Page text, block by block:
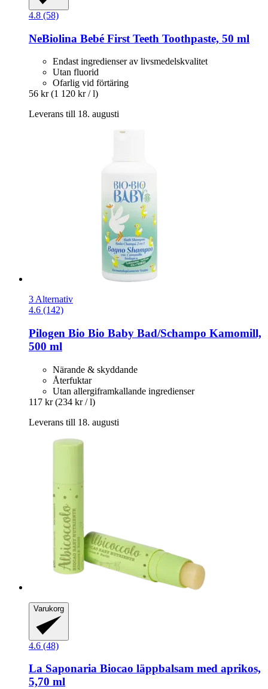
4.8 (58)
NeBiolina Bebé First Teeth Toothpaste, 50 ml
Endast ingredienser av livsmedelskvalitet
Utan fluorid
Ofarlig vid förtäring
56 kr (1 120 kr / l)
Leverans till 18. augusti
3 Alternativ
4.6 (142)
Pilogen Bio Bio Baby Bad/Schampo Kamomill,
500 ml
Närande & skyddande
Återfuktar
Utan allergiframkallande ingredienser
117 kr (234 kr / l)
Leverans till 18. augusti
Varukorg
4.6 (48)
La Saponaria Biocao läppbalsam med aprikos,
5,70 ml